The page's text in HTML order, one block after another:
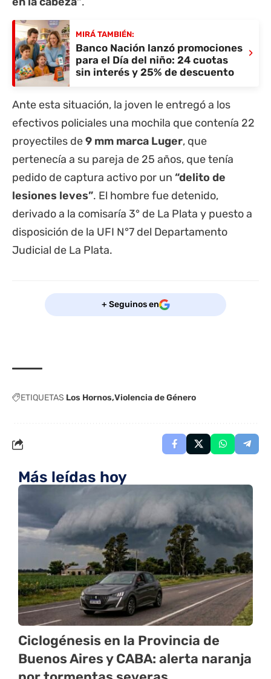
MIRÁ TAMBIÉN:
Banco Nación lanzó promociones
para el Día del niño: 24 cuotas
sin interés y 25% de descuento
›
Ante esta situación, la joven le entregó a los
efectivos policiales una mochila que contenía 22
proyectiles de9 mm marca Luger, que
pertenecía a su pareja de 25 años, que tenía
pedido de captura activo por un “delito de
lesiones leves”. El hombre fue detenido,
derivado a la comisaría 3° de La Plata y puesto a
disposición de la UFI N°7 del Departamento
Judicial de La Plata.
+ Seguinos en
ETIQUETAS Los Hornos Violencia de Género
Más leídas hoy
Ciclogénesis en la Provincia de
Buenos Aires y CABA: alerta naranja